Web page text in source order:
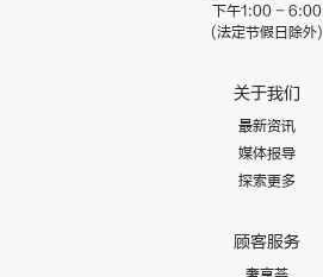
关于我们
最新资讯
媒体报导
探索更多
顾客服务
下午1:00 - 6:00
(法定节假日除外)